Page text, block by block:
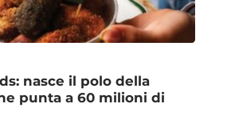
nasce il polo della
punta a 60 milioni di